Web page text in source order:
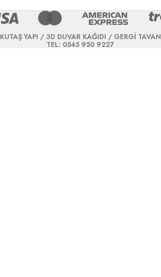
KUTAŞ YAPI / 3D DUVAR KAĞIDI / GERGİ TAVAN
TEL: 0545 950 9227